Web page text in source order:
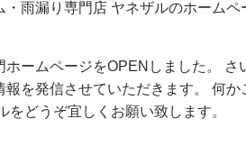
・雨漏り専門店 ヤネザルのホーム
ホームページをOPENしました。
報を発信させていただきます。 何
をどうぞ宜しくお願い致します。